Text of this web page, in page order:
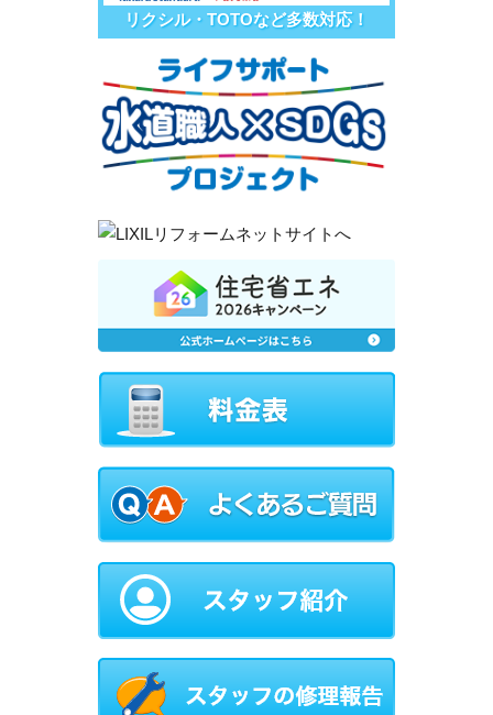
リクシル・TOTOなど多数対応！